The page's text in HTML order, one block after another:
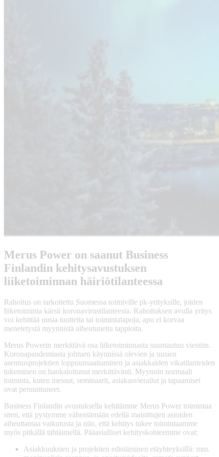
Merus Power on saanut Business
Finlandin kehitysavustuksen
liiketoiminnan häiriötilanteessa
Rahoitus on tarkoitettu Suomessa toimiville pk-yrityksille, joiden
liiketoiminta kärsii koronavirustilanteesta. Rahoituksen avulla yritys
voi kehittää uusia tuotteita tai toimintatapoja, apu ei korvaa
menetetystä myynnistä aiheutuneita tappioita.
Merus Powerin merkittävä osa liiketoiminnasta suuntautuu vientiin.
Koronapandemiasta johtuen käynnissä olevien ja uusien
asennusprojektien loppuunsaattaminen ja asiakkaiden vikatilanteiden
tukeminen on hankaloitunut merkittävästi. Myynnin normaali
toiminta, kuten messut, seminaarit, asiakasvierailut ja tapaamiset
ovat peruuntuneet.
Business Finlandin avustuksella kehitämme Merus Power toimintaa
siten, että pystymme vähentämään edellä mainittujen asioiden
aiheuttamaa vaikutusta ja niin, että kehitys tukee toimintaamme
myös pitkällä tähtäimellä. Pääasialliset kehityskohteemme ovat:
Asiakkuuksien ja projektien edistäminen etäyhteyksillä: mm.